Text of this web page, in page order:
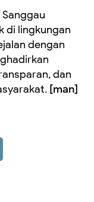
di lingkungan
dengan
dan
[man]